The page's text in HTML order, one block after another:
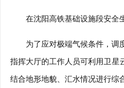
在沈阳高铁基础设施段安全
为了应对极端气候条件，调
指挥大厅的工作人员可利用卫星
结合地形地貌、汇水情况进行综